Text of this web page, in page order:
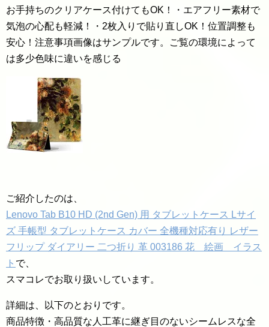
お手持ちのクリアケース付けてもOK！・エアフリー素材で
気泡の心配も軽減！・2枚入りで貼り直しOK！位置調整も
安心！注意事項画像はサンプルです。ご覧の環境によって
は多少色味に違いを感じる
ご紹介したのは、
Lenovo Tab B10 HD (2nd Gen) 用 タブレットケース Lサイ
ズ 手帳型 タブレットケース カバー 全機種対応有り レザー
フリップ ダイアリー 二つ折り 革 003186 花 絵画 イラス
ト で、
スマコレでお取り扱いしています。
詳細は、以下のとおりです。
商品特徴・高品質な人工革に継ぎ目のないシームレスな全